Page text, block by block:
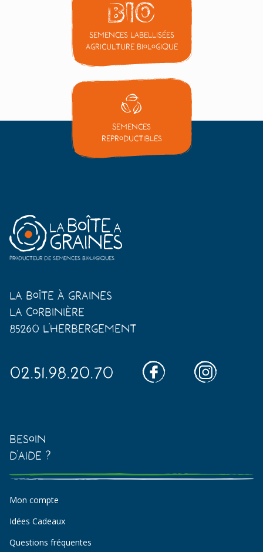
Semences labellisées
Agriculture Biologique
Semences
reproductibles
Producteur de semences biologiques
La Boîte à Graines
La Corbinière
85260 L'Herbergement
02.51.98.20.70
Besoin
d'aide ?
Mon compte
Idées Cadeaux
Questions fréquentes